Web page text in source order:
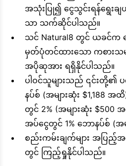
အသုံးပြု၍ ငွေသွင်းရန်ရွေးခ
သာ သက်ဆိုင်ပါသည်။
သင် Natural8 တွင် ယခင်က
မှတ်ပုံတင်ထားသော ကစားသမ
အပိုဆုအား ရရှိနိုင်ပါသည်။
ပါဝင်သူများသည် ၎င်းတို့၏
နပ်စ် (အများဆုံး $1,188
တွင် 2% (အများဆုံး
အပ်ငွေတွင် 1% ဘောနပ်စ် (အ
စည်းကမ်းချက်များ အပြ
တွင် ကြည့်ရှုနိုင်ပါသည်။